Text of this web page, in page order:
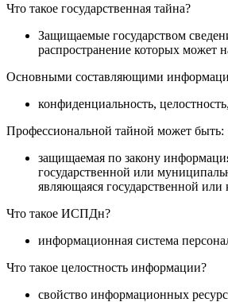
Что такое государственная тайна?
Защищаемые государством
распространение которых может
Основными составляющими
конфиденциальность,
Профессиональной тайной может быть:
защищаемая по закону
государственной или
являющаяся государственной
Что такое ИСПДн?
информационная система
Что такое целостность информации?
свойство информационных